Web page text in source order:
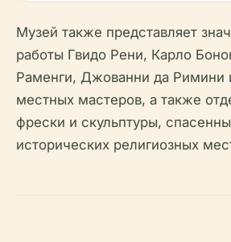
Музей также представляет
работы Гвидо Рени, Карло
Раменги, Джованни да Римини
местных мастеров, а также
фрески и скульптуры,
исторических религиозных